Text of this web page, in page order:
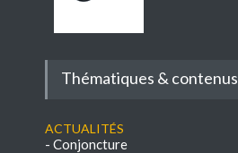
Thématiques & contenus
Actualités
- Conjoncture